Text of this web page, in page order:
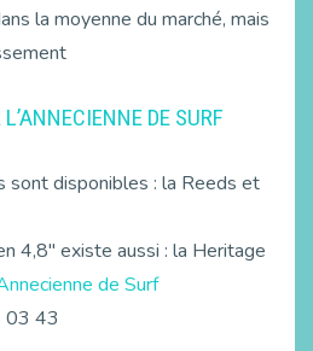
la moyenne du marché, mais
DE SURF
sont disponibles : la Reeds et
4,8″ existe aussi : la Heritage
de Surf
03 43